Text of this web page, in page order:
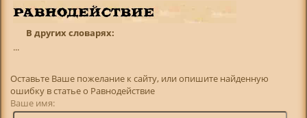
В других словарях:
...
Оставьте Ваше пожелание к сайту, или опишите найденную
ошибку в статье о Равнодействие
Ваше имя: